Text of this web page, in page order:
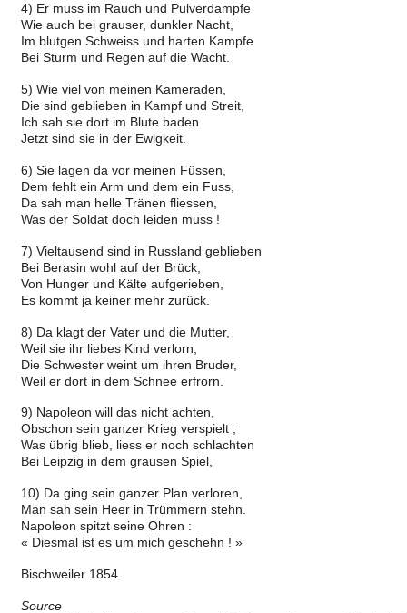
4) Er muss im Rauch und Pulverdampfe
Wie auch bei grauser, dunkler Nacht,
Im blutgen Schweiss und harten Kampfe
Bei Sturm und Regen auf die Wacht.
5) Wie viel von meinen Kameraden,
Die sind geblieben in Kampf und Streit,
Ich sah sie dort im Blute baden
Jetzt sind sie in der Ewigkeit.
6) Sie lagen da vor meinen Füssen,
Dem fehlt ein Arm und dem ein Fuss,
Da sah man helle Tränen fliessen,
Was der Soldat doch leiden muss !
7) Vieltausend sind in Russland geblieben
Bei Berasin wohl auf der Brück,
Von Hunger und Kälte aufgerieben,
Es kommt ja keiner mehr zurück.
8) Da klagt der Vater und die Mutter,
Weil sie ihr liebes Kind verlorn,
Die Schwester weint um ihren Bruder,
Weil er dort in dem Schnee erfrorn.
9) Napoleon will das nicht achten,
Obschon sein ganzer Krieg verspielt ;
Was übrig blieb, liess er noch schlachten
Bei Leipzig in dem grausen Spiel,
10) Da ging sein ganzer Plan verloren,
Man sah sein Heer in Trümmern stehn.
Napoleon spitzt seine Ohren :
« Diesmal ist es um mich geschehn ! »
Bischweiler 1854
Source